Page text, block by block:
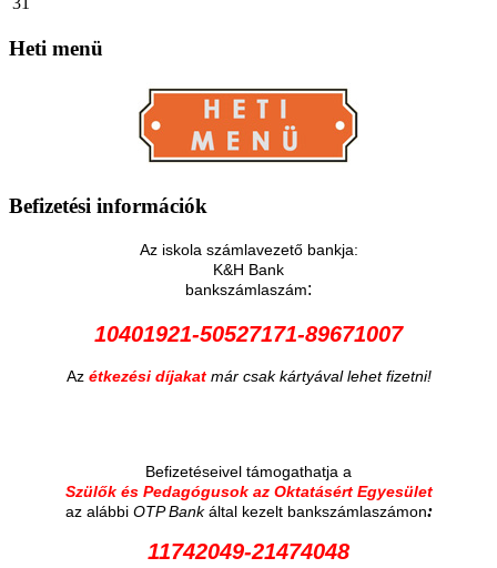
Heti menü
Befizetési információk
Az iskola számlavezető bankja:
K&H Bank
bankszámlaszám:
10401921-50527171-89671007
Az étkezési díjakat már csak kártyával lehet fizetni!
Befizetéseivel támogathatja a
Szülők és Pedagógusok az Oktatásért Egyesület
az alábbi OTP Bankáltal kezelt bankszámlaszámon:
11742049-21474048